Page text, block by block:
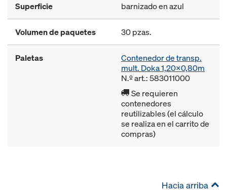
Superficie barnizado en azul
Volumen de paquetes 30 pzas.
Paletas
Contenedor de transp.
mult. Doka 1,20x0,80m
N.º art.: 583011000
Se requieren
contenedores
reutilizables (el cálculo
se realiza en el carrito de
compras)
Hacia arriba